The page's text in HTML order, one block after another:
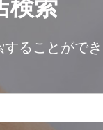
検索
ることができ